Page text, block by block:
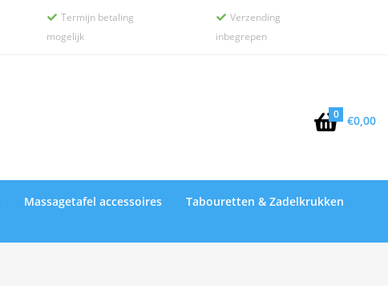
 Termijn betaling
mogelijk
 Verzending
inbegrepen
0 €0,00
Massagetafel accessoires
Tabouretten & Zadelkrukken